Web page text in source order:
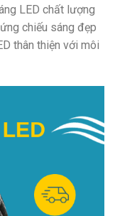
LED chất lượng
chiếu sáng đẹp
thân thiện với môi